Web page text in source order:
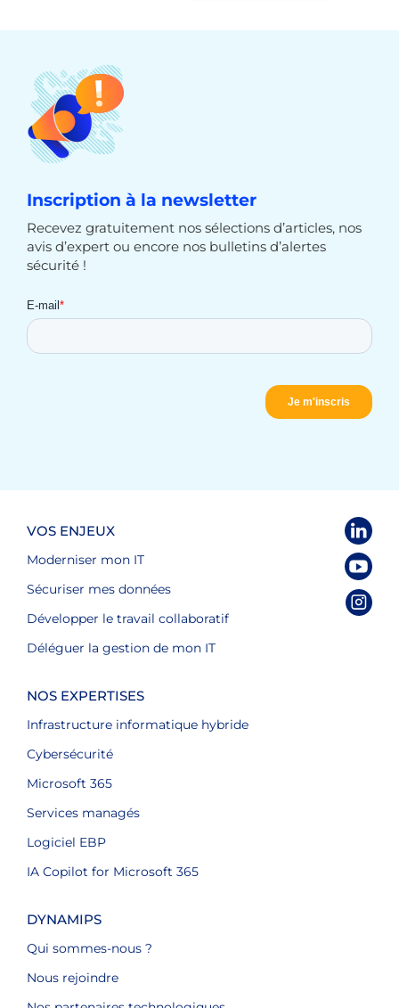
Inscription à la newsletter
Recevez gratuitement nos sélections d’articles, nos
avis d’expert ou encore nos bulletins d’alertes
sécurité !
VOS ENJEUX
Moderniser mon IT
Sécuriser mes données
Développer le travail collaboratif
Déléguer la gestion de mon IT
NOS EXPERTISES
Infrastructure informatique hybride
Cybersécurité
Microsoft 365
Services managés
Logiciel EBP
IA Copilot for Microsoft 365
DYNAMIPS
Qui sommes-nous ?
Nous rejoindre